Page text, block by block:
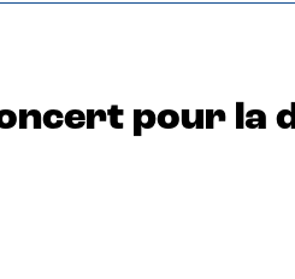
pour la